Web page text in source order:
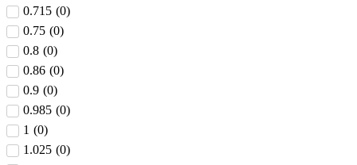
0.715 (0)
0.75 (0)
0.8 (0)
0.86 (0)
0.9 (0)
0.985 (0)
1 (0)
1.025 (0)